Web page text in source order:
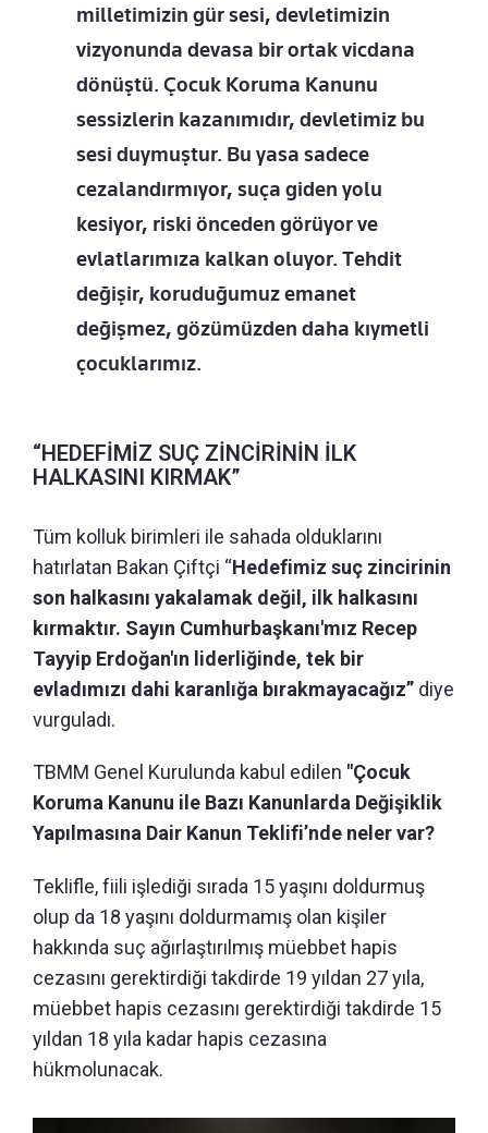
milletimizin gür sesi, devletimizin
vizyonunda devasa bir ortak vicdana
dönüştü. Çocuk Koruma Kanunu
sessizlerin kazanımıdır, devletimiz bu
sesi duymuştur. Bu yasa sadece
cezalandırmıyor, suça giden yolu
kesiyor, riski önceden görüyor ve
evlatlarımıza kalkan oluyor. Tehdit
değişir, koruduğumuz emanet
değişmez, gözümüzden daha kıymetli
çocuklarımız.
“HEDEFİMİZ SUÇ ZİNCİRİNİN İLK
HALKASINI KIRMAK”
Tüm kolluk birimleri ile sahada olduklarını
hatırlatan Bakan Çiftçi “Hedefimiz suç zincirinin
son halkasını yakalamak değil, ilk halkasını
kırmaktır. Sayın Cumhurbaşkanı'mız Recep
Tayyip Erdoğan'ın liderliğinde, tek bir
evladımızı dahi karanlığa bırakmayacağız” diye
vurguladı.
TBMM Genel Kurulunda kabul edilen "Çocuk
Koruma Kanunu ile Bazı Kanunlarda Değişiklik
Yapılmasına Dair Kanun Teklifi’nde neler var?
Teklifle, fiili işlediği sırada 15 yaşını doldurmuş
olup da 18 yaşını doldurmamış olan kişiler
hakkında suç ağırlaştırılmış müebbet hapis
cezasını gerektirdiği takdirde 19 yıldan 27 yıla,
müebbet hapis cezasını gerektirdiği takdirde 15
yıldan 18 yıla kadar hapis cezasına
hükmolunacak.